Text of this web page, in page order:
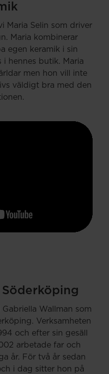
Maria Selin som driver
Maria kombinerar
egen keramik i sin
i hennes butik. Maria
men hon vill inte
väldigt bra med den
Wallman som
Verksamheten
och efter sin gesäll
arbetade far och
år. För två år sedan
i dag sitter hon på